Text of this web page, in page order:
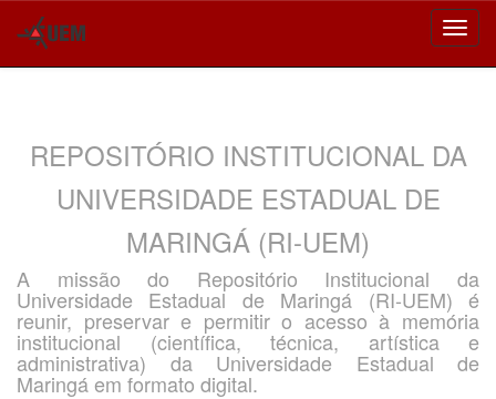
REPOSITÓRIO INSTITUCIONAL DA
UNIVERSIDADE ESTADUAL DE
MARINGÁ (RI-UEM)
A missão do Repositório Institucional da
Universidade Estadual de Maringá (RI-UEM) é
reunir, preservar e permitir o acesso à memória
institucional (científica, técnica, artística e
administrativa) da Universidade Estadual de
Maringá em formato digital.